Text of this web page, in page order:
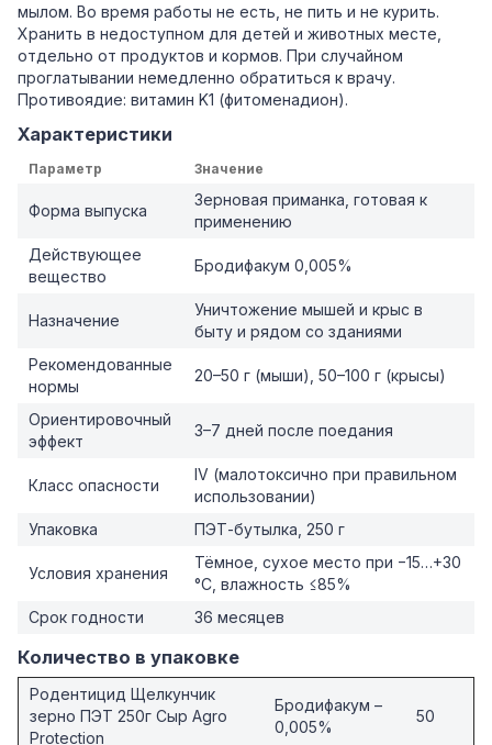
мылом. Во время работы не есть, не пить и не курить.
Хранить в недоступном для детей и животных месте,
отдельно от продуктов и кормов. При случайном
проглатывании немедленно обратиться к врачу.
Противоядие: витамин K1 (фитоменадион).
Характеристики
Параметр Значение
Форма выпуска
Зерновая приманка, готовая к
применению
Действующее
вещество
Бродифакум 0,005%
Назначение
Уничтожение мышей и крыс в
быту и рядом со зданиями
Рекомендованные
нормы
20–50 г (мыши), 50–100 г (крысы)
Ориентировочный
эффект
3–7 дней после поедания
Класс опасности
IV (малотоксично при правильном
использовании)
Упаковка
ПЭТ-бутылка, 250 г
Условия хранения
Тёмное, сухое место при −15…+30
°C, влажность ≤85%
Срок годности
36 месяцев
Количество в упаковке
Родентицид Щелкунчик
зерно ПЭТ 250г Сыр Agro
Protection
Бродифакум –
0,005%
50